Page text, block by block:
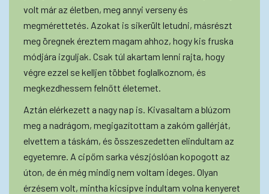
volt már az életben, meg annyi verseny és
megmérettetés. Azokat is sikerült letudni, másrészt
meg öregnek éreztem magam ahhoz, hogy kis fruska
módjára izguljak. Csak túl akartam lenni rajta, hogy
végre ezzel se kelljen többet foglalkoznom, és
megkezdhessem felnőtt életemet.
Aztán elérkezett a nagy nap is. Kivasaltam a blúzom
meg a nadrágom, megigazítottam a zakóm gallérját,
elvettem a táskám, és összeszedetten elindultam az
egyetemre. A cipőm sarka vészjóslóan kopogott az
úton, de én még mindig nem voltam ideges. Olyan
érzésem volt, mintha kicsípve indultam volna kenyeret